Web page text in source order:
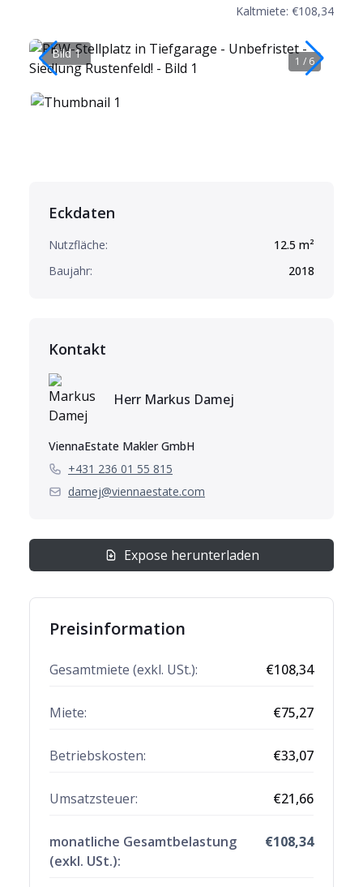
Kaltmiete: €108,34
Bild 1
1 / 6
Eckdaten
Nutzfläche: 12.5 m²
Baujahr:
2018
Kontakt
Herr Markus Damej
ViennaEstate Makler GmbH
+431 236 01 55 815
damej@viennaestate.com
Expose herunterladen
Preisinformation
Gesamtmiete (exkl. USt.): €108,34
Miete: €75,27
Betriebskosten: €33,07
Umsatzsteuer: €21,66
monatliche Gesamtbelastung
(exkl. USt.):
€108,34